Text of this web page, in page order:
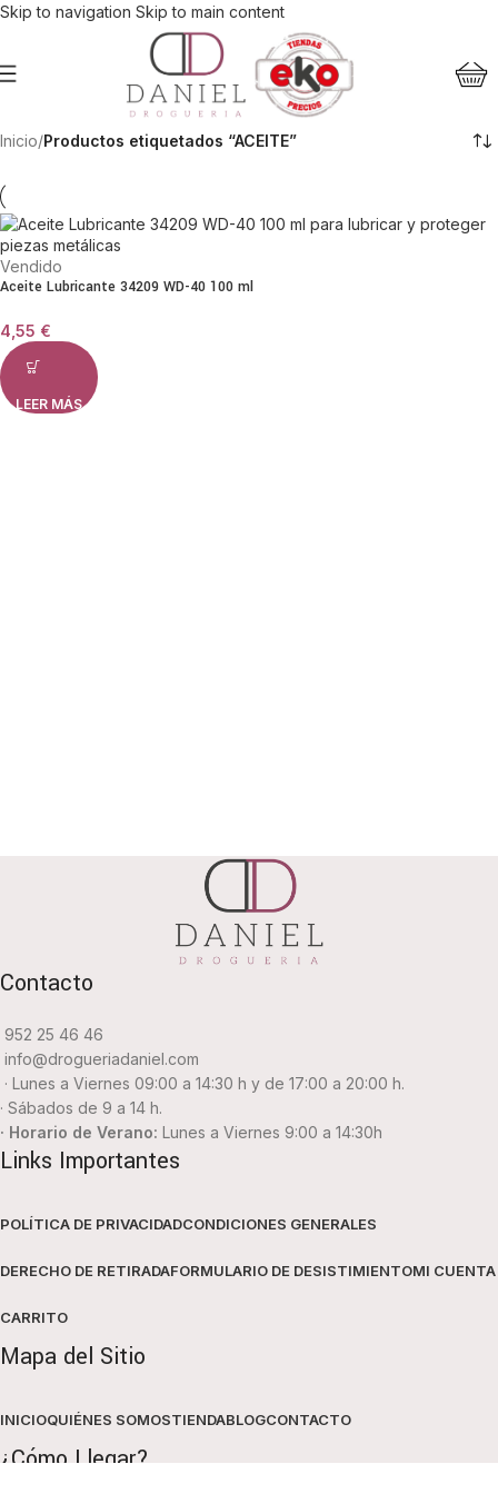
Skip to navigation Skip to main content
Inicio/Productos etiquetados “ACEITE”
Vendido
Aceite Lubricante 34209 WD-40 100 ml
4,55 €
LEER MÁS
Contacto
952 25 46 46
info@drogueriadaniel.com
· Lunes a Viernes 09:00 a 14:30 h y de 17:00 a 20:00 h.
· Sábados de 9 a 14 h.
· Horario de Verano: Lunes a Viernes 9:00 a 14:30h
Links Importantes
POLÍTICA DE PRIVACIDADCONDICIONES GENERALES
DERECHO DE RETIRADAFORMULARIO DE DESISTIMIENTOMI CUENTA
CARRITO
Mapa del Sitio
INICIOQUIÉNES SOMOSTIENDABLOGCONTACTO
¿Cómo Llegar?